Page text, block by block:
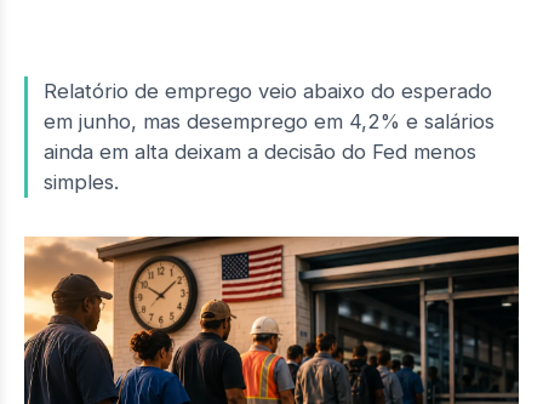
Relatório de emprego veio abaixo do esperado
em junho, mas desemprego em 4,2% e salários
ainda em alta deixam a decisão do Fed menos
simples.